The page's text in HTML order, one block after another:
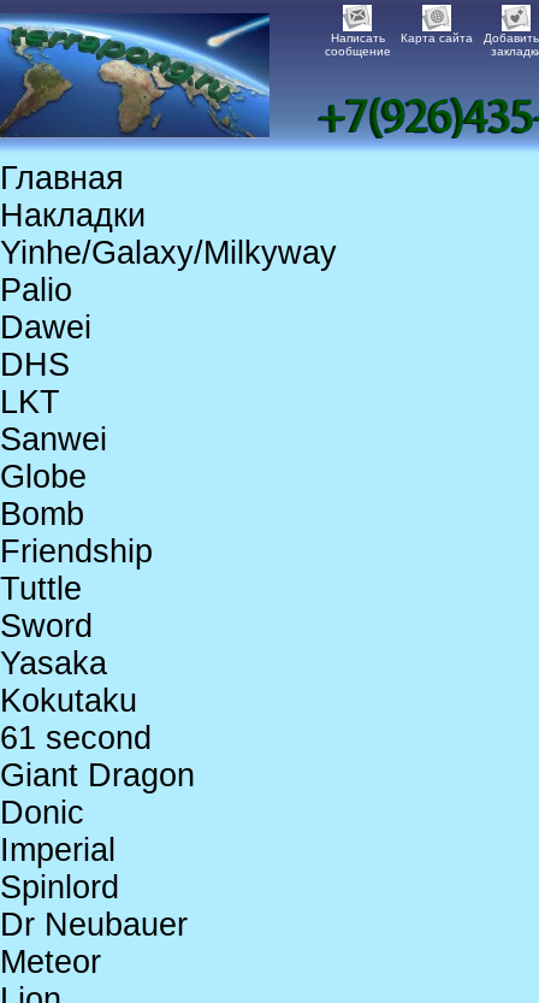
Написать
сообщение
Карта сайта
Главная
Накладки
Yinhe/Galaxy/Milkyway
Palio
Dawei
DHS
LKT
Sanwei
Globe
Bomb
Friendship
Tuttle
Sword
Yasaka
Kokutaku
61 second
Giant Dragon
Donic
Imperial
Spinlord
Dr Neubauer
Meteor